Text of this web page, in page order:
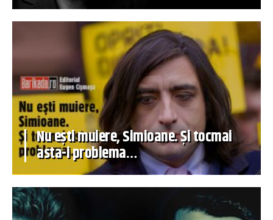
Nu ești muiere, Simioane. Și tocmai
asta-i problema…